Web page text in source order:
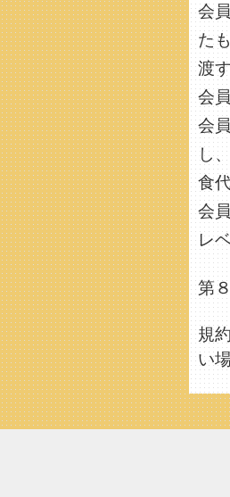
会
た
渡
会
会
し
食
会
レ
第
規
い